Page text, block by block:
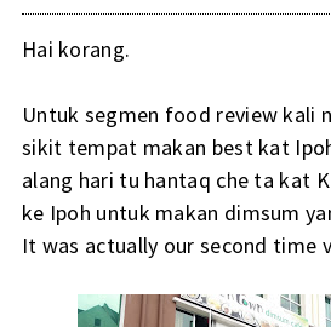
Hai korang.
Untuk segmen food review kali
sikit tempat makan best kat
alang hari tu hantaq che ta kat
ke Ipoh untuk makan dimsum
It was actually our second time